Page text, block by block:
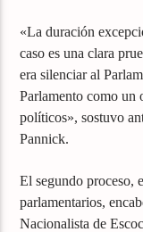
«La duración
caso es una clara
era silenciar al
Parlamento como un
políticos», sostuvo
Pannick.
El segundo proceso,
parlamentarios,
Nacionalista de